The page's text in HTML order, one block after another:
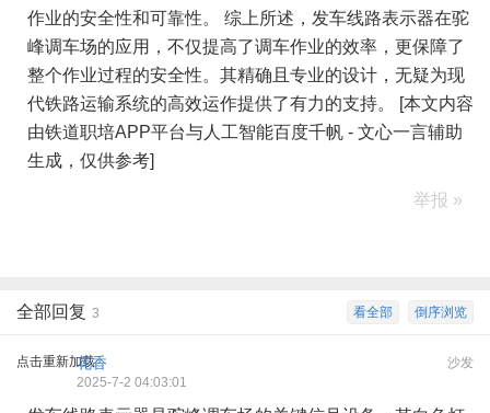
作业的安全性和可靠性。 综上所述，发车线路表示器在驼
峰调车场的应用，不仅提高了调车作业的效率，更保障了
整个作业过程的安全性。其精确且专业的设计，无疑为现
代铁路运输系统的高效运作提供了有力的支持。 [本文内容
由铁道职培APP平台与人工智能百度千帆 - 文心一言辅助
生成，仅供参考]
举报 »
倒序浏览
看全部
全部回复 3
点击重新加载 沙发
花香
2025-7-2 04:03:01